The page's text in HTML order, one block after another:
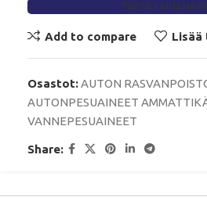
TÄYTÄ
Add to compare Lisää
Osastot:AUTON
AUTONPESUAINEET
VANNEPESUAINEET
Share: